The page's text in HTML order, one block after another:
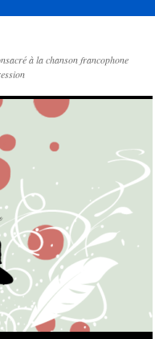
à la chanson francophone